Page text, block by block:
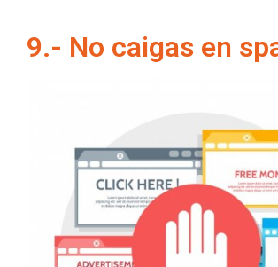
9.- No caigas en